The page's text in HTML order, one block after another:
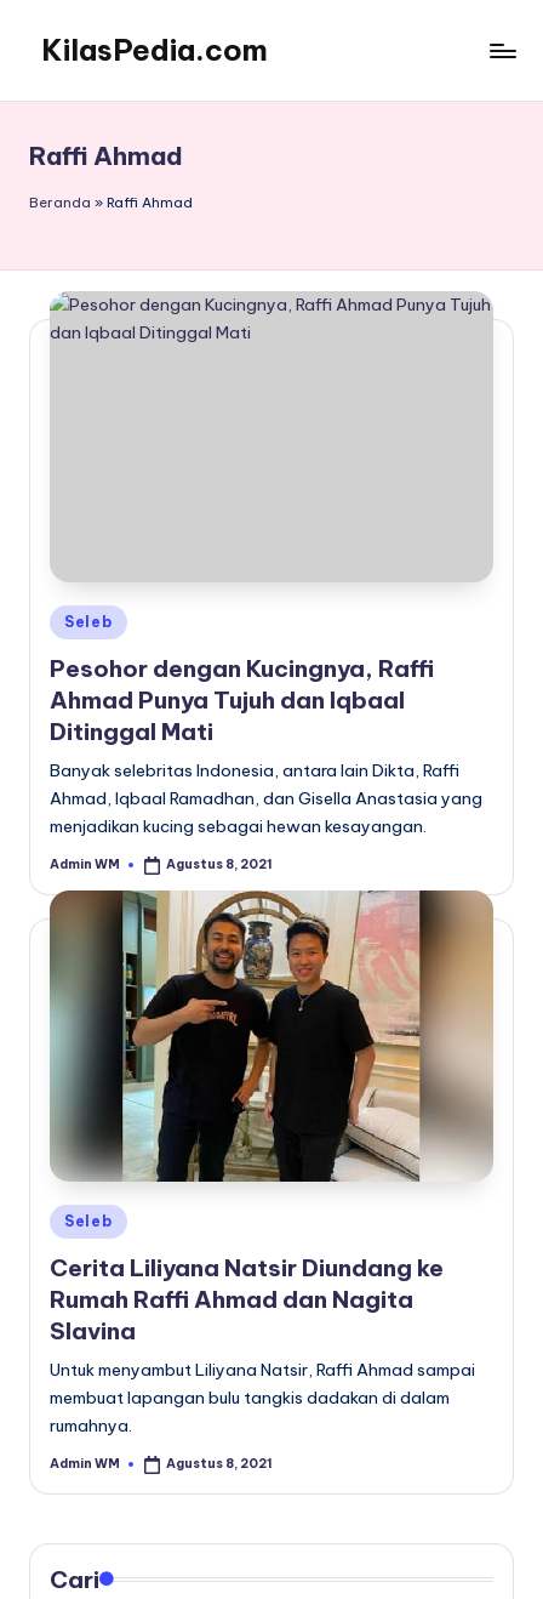
content
KilasPedia.com
Terdepan
Raffi Ahmad
Beranda » Raffi Ahmad
Posted
in
Seleb
Pesohor dengan Kucingnya, Raffi
Ahmad Punya Tujuh dan Iqbaal
Ditinggal Mati
Banyak selebritas Indonesia, antara lain Dikta, Raffi
Ahmad, Iqbaal Ramadhan, dan Gisella Anastasia yang
menjadikan kucing sebagai hewan kesayangan.
Posted
Admin WM Agustus 8, 2021
Posted
in
Seleb
Cerita Liliyana Natsir Diundang ke
Rumah Raffi Ahmad dan Nagita
Slavina
Untuk menyambut Liliyana Natsir, Raffi Ahmad sampai
membuat lapangan bulu tangkis dadakan di dalam
rumahnya.
Posted
Admin WM Agustus 8, 2021
Cari